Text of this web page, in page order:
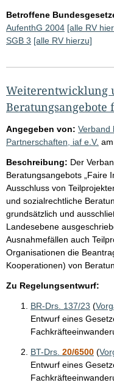
Betroffene
AufenthG 2004 [alle RV
SGB 3 [alle RV hierzu]
Weiterentwicklung
Angegeben von: Verband
Partnerschaften, iaf e.V. am
Beschreibung: Der
Beratungsangebots „Faire
Ausschluss von
und sozialrechtliche
grundsätzlich und
Landesebene
Ausnahmefällen auch
Organisationen die
Kooperationen) von
Zu Regelungsentwurf:
BR-Drs. 137/23 (
Entwurf eines
BT-Drs. 20/6500 (
Entwurf eines